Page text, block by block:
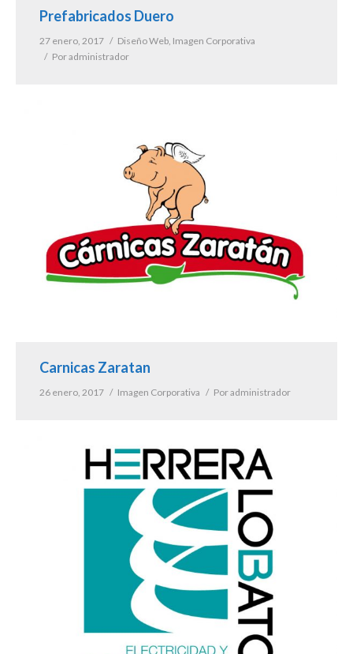
Prefabricados Duero
27 enero, 2017 Diseño Web Imagen Corporativa
Poradministrador
Carnicas Zaratan
26 enero, 2017 Imagen Corporativa Poradministrador